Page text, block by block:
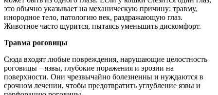
это обычно указывает на механическую причину: травму,
инородное тело, патологию век, раздражающую глаз.
Животное часто щурится, пытаясь уменьшить дискомфорт.
Травма роговицы
Сюда входят любые повреждения, нарушающие целостность
роговицы – язвы, глубокие поражения и эрозии на
поверхности. Они чрезвычайно болезненны и нуждаются в
срочном лечении, чтобы предотвратить углубление язвы и